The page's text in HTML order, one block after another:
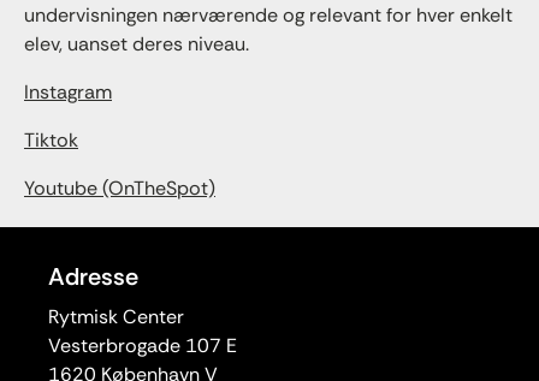
undervisningen nærværende og relevant for hver enkelt
elev, uanset deres niveau.
Instagram
Tiktok
Youtube (OnTheSpot)
Adresse
Rytmisk Center
Vesterbrogade 107 E
1620 København V